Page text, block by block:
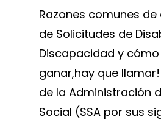
Razones comunes
de Solicitudes de
Discapacidad y cómo
ganar,hay que
de la Administración
Social (SSA por sus